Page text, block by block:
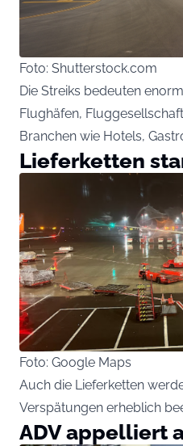
Foto: Shutterstock.com
Die Streiks bedeuten
Flughäfen,
Branchen wie Hotels,
Lieferketten
Foto: Google Maps
Auch die Lieferketten
Verspätungen erheblich
ADV appelliert